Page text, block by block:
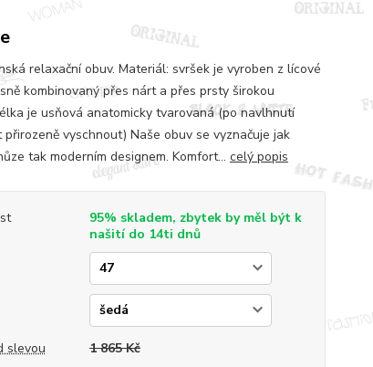
relaxační obuv. Materiál: svršek je vyroben z lícové
kombinovaný přes nárt a přes prsty širokou
je usňová anatomicky tvarovaná (po navlhnutí
vyschnout) Naše obuv se vyznačuje jak
tak moderním designem. Komfort... celý popis
95% skladem, zbytek by měl být k
našití do 14ti dnů
slevou 1 865 Kč